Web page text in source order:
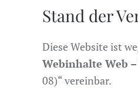
Stand der
Diese Website ist
Webinhalte Web –
08)“ vereinbar.